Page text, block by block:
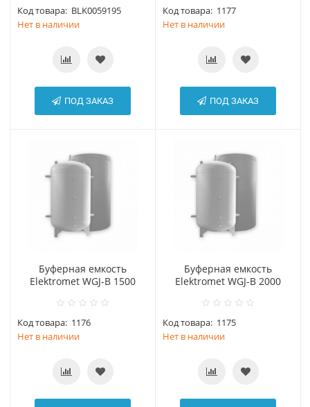
Код товара: BLK0059195
Нет в наличии
ПОД ЗАКАЗ
Код товара: 1177
Нет в наличии
ПОД ЗАКАЗ
Буферная емкость
Elektromet WGJ-B 1500
Код товара: 1176
Нет в наличии
Буферная емкость
Elektromet WGJ-B 2000
Код товара: 1175
Нет в наличии